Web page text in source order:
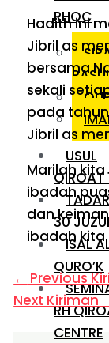
RHQC
USUL
QIROAT
30
ISAL
QURO’K
RH
CENTRE
Hadith ini
Jibril as
bersama
sekali
pada
Jibril as
Marilah
ibadah
dan
ibadah kita
← Previous
Next Kiriman